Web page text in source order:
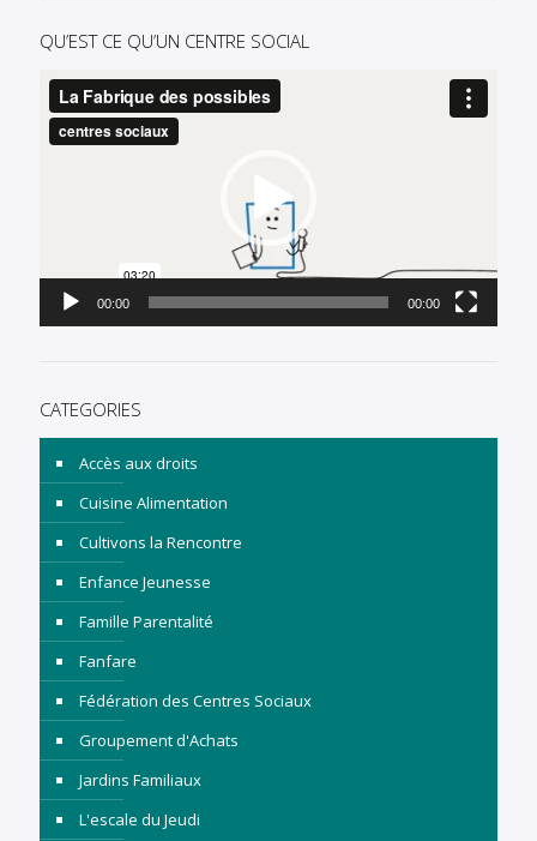
QU’EST CE QU’UN CENTRE SOCIAL
Lecteur
vidéo
00:00 00:00
CATEGORIES
Accès aux droits
Cuisine Alimentation
Cultivons la Rencontre
Enfance Jeunesse
Famille Parentalité
Fanfare
Fédération des Centres Sociaux
Groupement d'Achats
Jardins Familiaux
L'escale du Jeudi